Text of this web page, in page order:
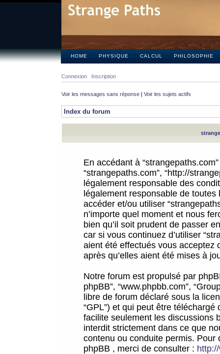
HOME PHYSIQUE CALCUL PHILOSOPHIE
Connexion Inscription
Voir les messages sans réponse | Voir les sujets actifs
Index du forum
En accédant à
“strangepaths.com”, “http://
légalement responsable des
légalement responsable de
accéder et/ou utiliser
n’importe quel moment et nous
bien qu’il soit prudent de passer
car si vous continuez d’utiliser
aient été effectués vous acceptez
après qu’elles aient été mises à
Notre forum est propulsé par
phpBB”, “www.phpbb.com”,
libre de forum déclaré sous la
“GPL”) et qui peut être téléchargé
facilite seulement les discussions
interdit strictement dans ce que
contenu ou conduite permis.
phpBB , merci de consulter :